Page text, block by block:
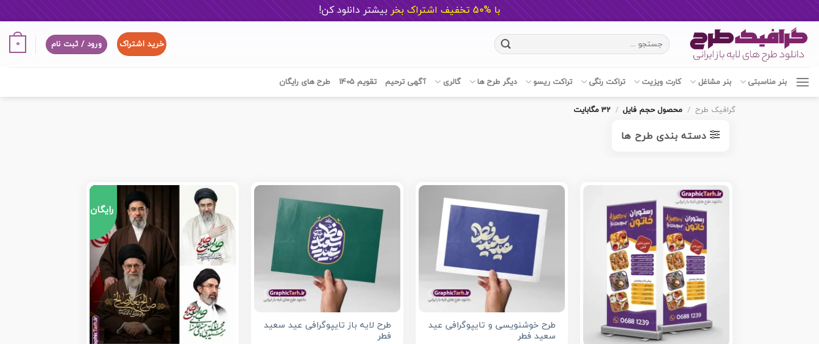
با %50 تخفیف اشتراک بخر بیشتر دانلود کن!
content
جستجو
برای:
خرید اشتراک ورود / ثبت نام 0
بنر مناسبتی بنر مشاغل کارت ویزیت تراکت رنگی تراکت ریسو دیگر طرح ها گالری آگهی ترحیم تقویم 1405 طرح های رایگان
گرافیک طرح / محصول حجم فایل / 32 مگابایت
دسته بندی طرح ها
طرح خوشنویسی و تایپوگرافی عید
سعید فطر
طرح لایه باز تایپوگرافی عید سعید
فطر
رایگان